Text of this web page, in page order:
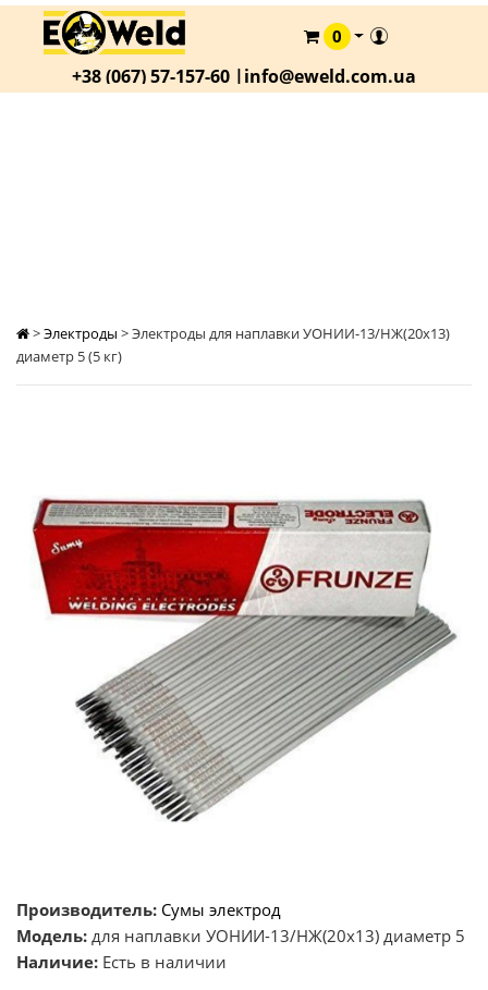
КАТАЛОГ
О
0
+38 (067) 57-157-60 |info@eweld.com.ua
>Электроды >Электроды для наплавки УОНИИ-13/НЖ(20х13)
диаметр 5 (5 кг)
Производитель: Сумы электрод
Модель: для наплавки УОНИИ-13/НЖ(20х13) диаметр 5
Наличие: Есть в наличии